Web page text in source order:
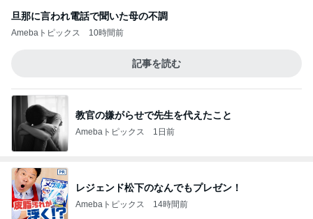
旦那に言われ電話で聞いた母の不調
Amebaトピックス 10時間前
記事を読む
教官の嫌がらせで先生を代えたこと
Amebaトピックス 1日前
レジェンド松下のなんでもプレゼン！
Amebaトピックス 14時間前